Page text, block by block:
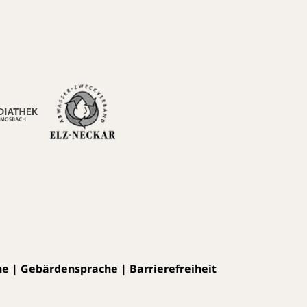
| Gebärdensprache | Barrierefreiheit